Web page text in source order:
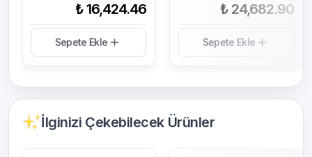
₺ 16,424.46
Sepete Ekle
₺ 24,682.90
Sepete Ekle
İlginizi Çekebilecek Ürünler